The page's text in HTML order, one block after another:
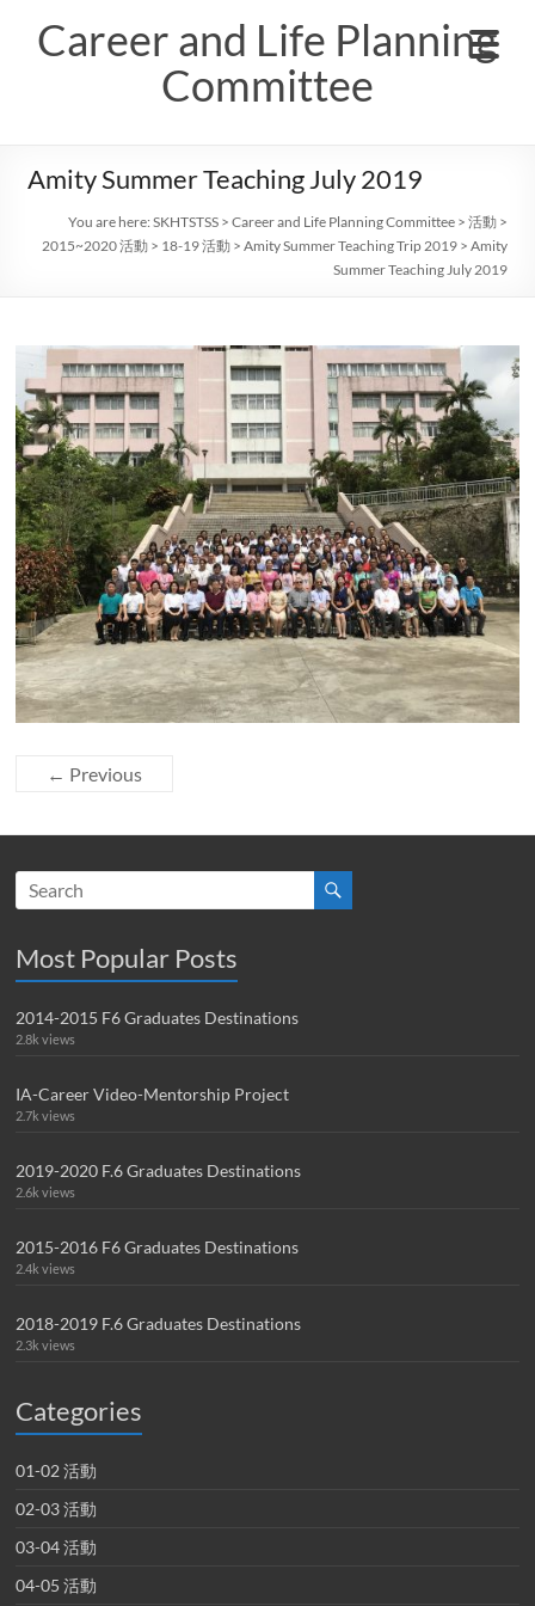
contentCareer and Life Planning
Committee
Amity Summer Teaching July 2019
You are here:SKHTSTSS >Career and Life Planning Committee >活動 >
2015~2020 活動 > 18-19 活動 >Amity Summer Teaching Trip 2019 >Amity
Summer Teaching July 2019
← Previous
Most Popular Posts
2014-2015 F6 Graduates Destinations
2.8k views
IA-Career Video-Mentorship Project
2.7k views
2019-2020 F.6 Graduates Destinations
2.6k views
2015-2016 F6 Graduates Destinations
2.4k views
2018-2019 F.6 Graduates Destinations
2.3k views
Categories
01-02 活動
02-03 活動
03-04 活動
04-05 活動